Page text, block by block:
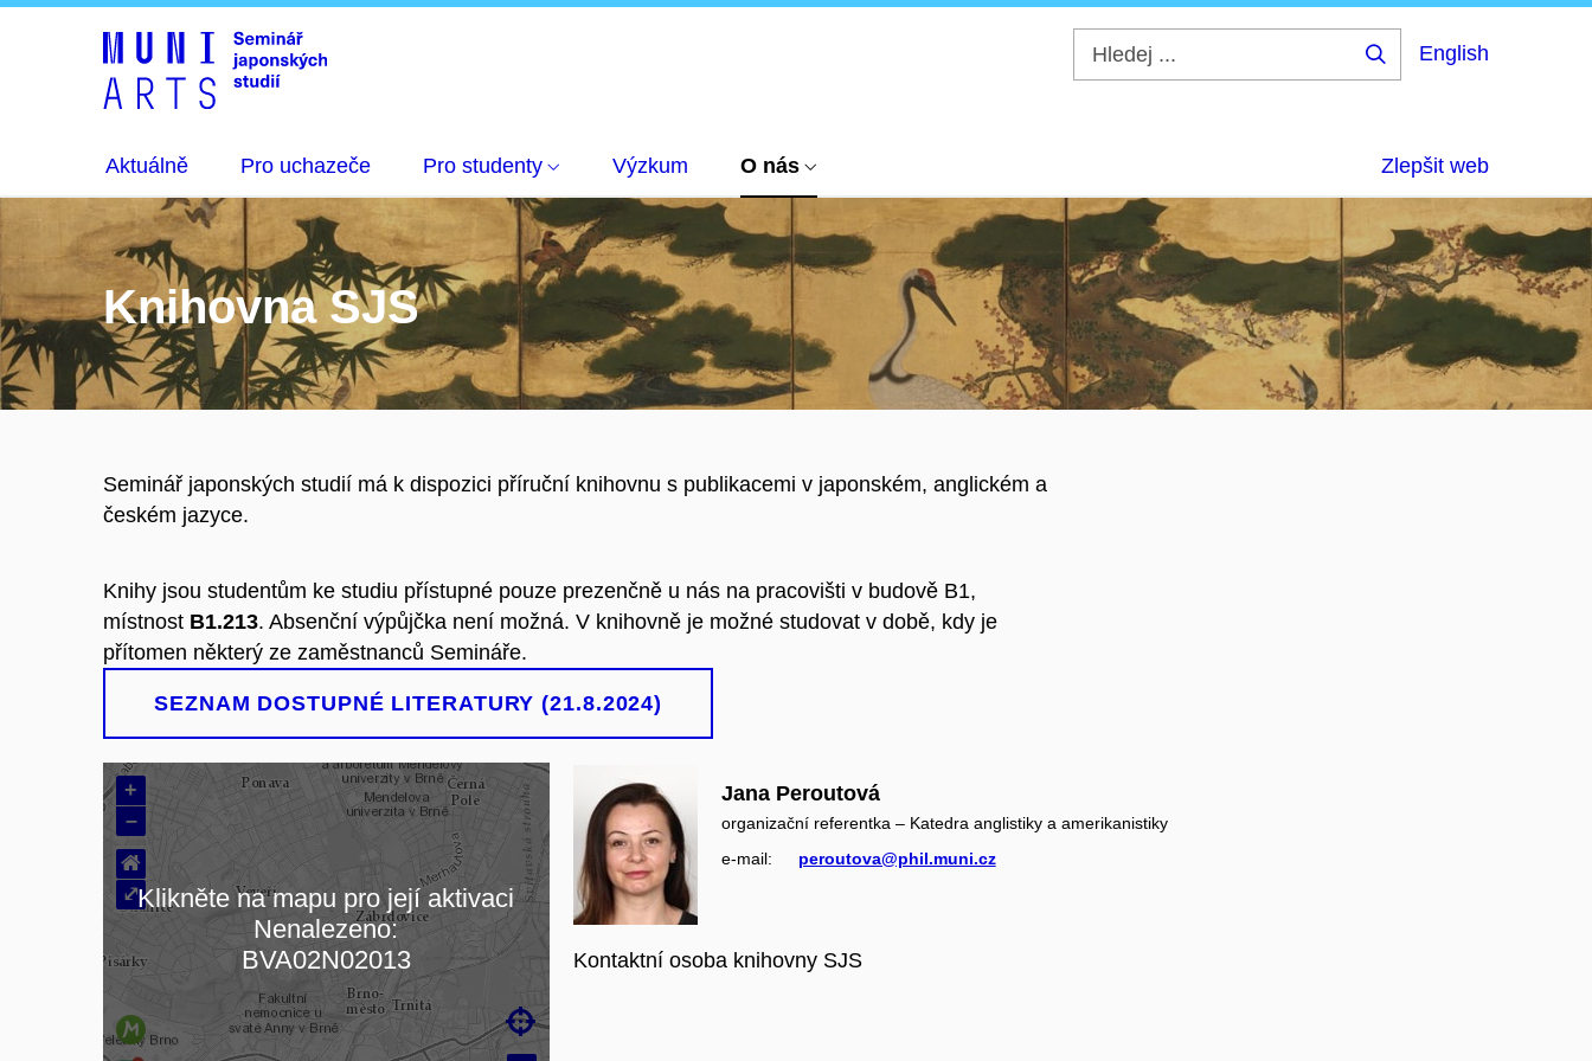
English
Aktuálně Pro uchazeče Pro studenty Výzkum O nás Zlepšit web
Knihovna SJS
Seminář japonských studií má k dispozici příruční knihovnu s publikacemi v japonském, anglickém a
českém jazyce.
Knihy jsou studentům ke studiu přístupné pouze prezenčně u nás na pracovišti v budově B1,
místnost B1.213. Absenční výpůjčka není možná. V knihovně je možné studovat v době, kdy je
přítomen některý ze zaměstnanců Semináře.
SEZNAM DOSTUPNÉ LITERATURY (21.8.2024)
Načítám mapu…
+
–

⌂
⤢Klikněte na mapu pro její aktivaci
Nenalezeno:
BVA02N02013
Jana Peroutová
organizační referentka – Katedra anglistiky a amerikanistiky
e‑mail:
peroutova@phil.muni.cz
Kontaktní osoba knihovny SJS